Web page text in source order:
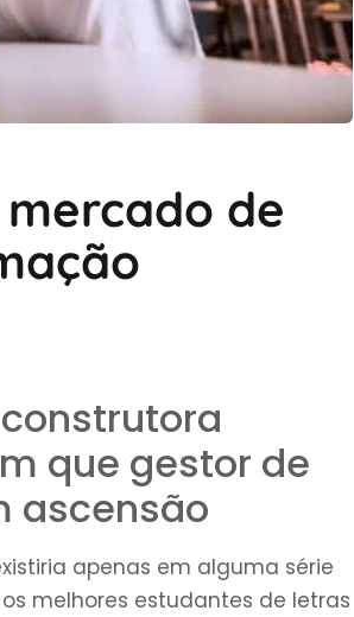
de
que gestor de
ascensão
apenas em alguma série
melhores estudantes de letras